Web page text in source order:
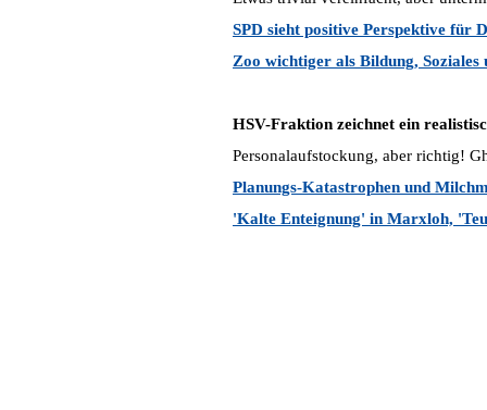
SPD sieht positive Perspektive für
Zoo wichtiger als Bildung,
HSV-Fraktion zeichnet ein
Personalaufstockung, aber richtig!
Planungs-Katastrophen und
'Kalte Enteignung' in Marxloh,